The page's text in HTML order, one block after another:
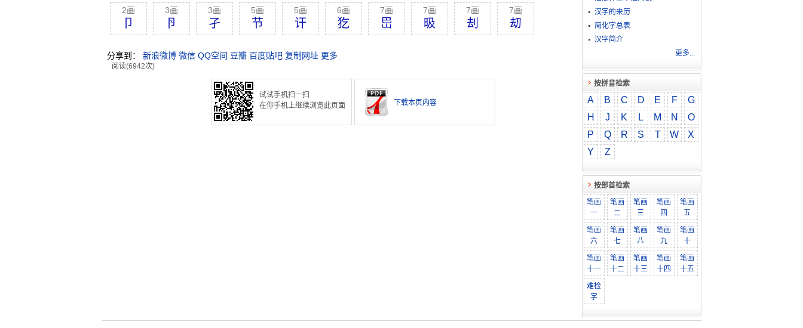
2画
卩
3画
卪
3画
孑
5画
节
5画
讦
6画
犵
7画
岊
7画
昅
7画
刦
7画
刧
分享到： 新浪微博 微信 QQ空间 豆瓣 百度贴吧 复制网址 更多
阅读(6942次)
试试手机扫一扫
在你手机上继续浏览此页面
下载本页内容
汉字的来历
简化字总表
汉字简介
更多...
按拼音检索
A B C D E F
G
H
J K L M N
O
P
Q R S T W
X
Y
Z
按部首检索
笔画
一
笔画
二
笔画
三
笔画
四
笔画
五
笔画
六
笔画
七
笔画
八
笔画
九
笔画
十
笔画
十一
笔画
十二
笔画
十三
笔画
十四
笔画
十五
难检
字